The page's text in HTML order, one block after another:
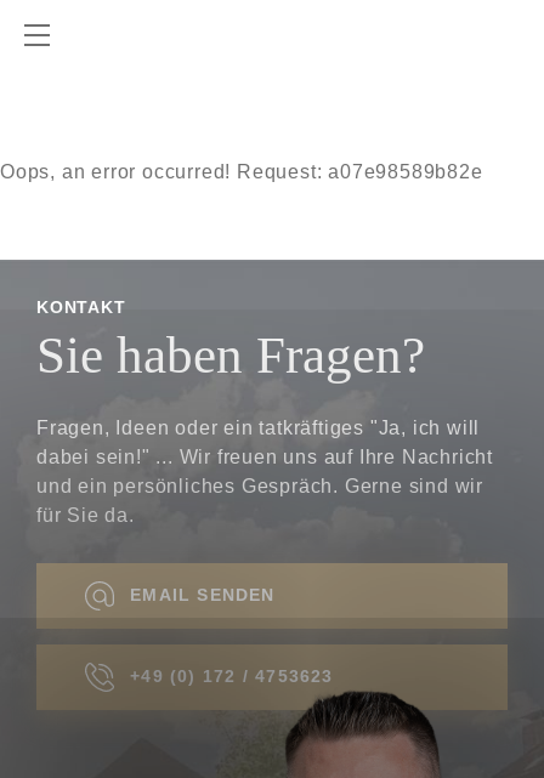
Oops, an error occurred! Request: a07e98589b82e
Sie haben Fragen?
KONTAKT
Fragen, Ideen oder ein tatkräftiges "Ja, ich will
dabei sein!" ... Wir freuen uns auf Ihre Nachricht
und ein persönliches Gespräch. Gerne sind wir
für Sie da.
EMAIL SENDEN
+49 (0) 172 / 4753623